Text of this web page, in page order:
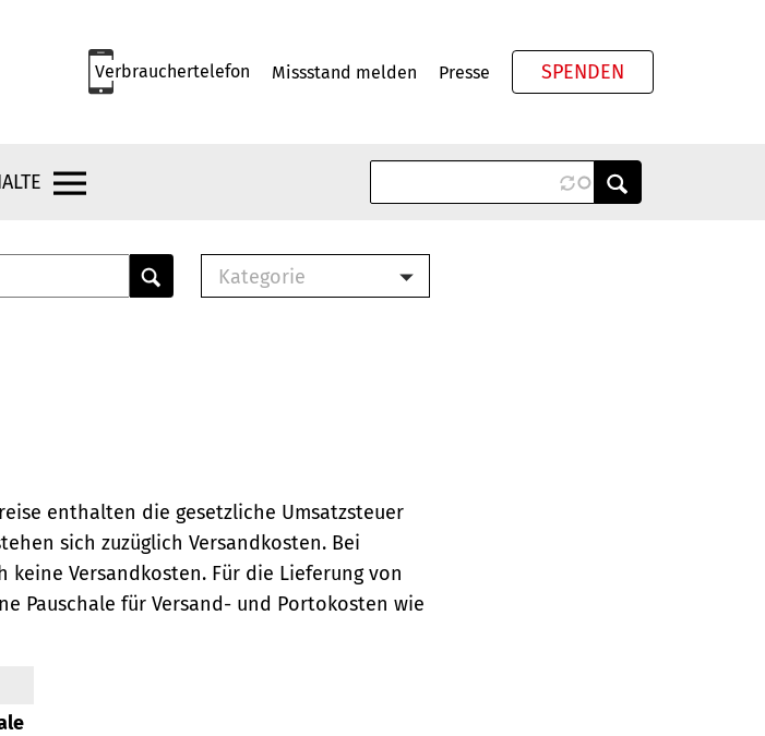
Verbrauchertelefon Missstand melden Presse SPENDEN
Kategorie
enthalten die gesetzliche Umsatzsteuer
sich zuzüglich Versandkosten. Bei
keine Versandkosten. Für die Lieferung von
Pauschale für Versand- und Portokosten wie